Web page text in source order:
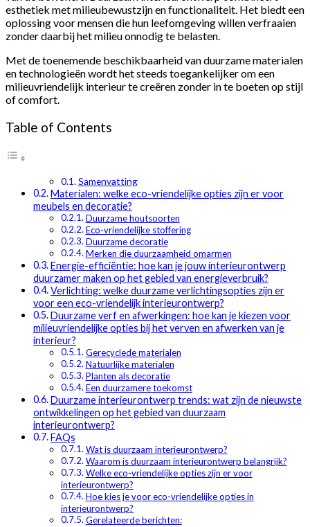
esthetiek met milieubewustzijn en functionaliteit. Het biedt een
oplossing voor mensen die hun leefomgeving willen verfraaien
zonder daarbij het milieu onnodig te belasten.
Met de toenemende beschikbaarheid van duurzame materialen
en technologieën wordt het steeds toegankelijker om een
milieuvriendelijk interieur te creëren zonder in te boeten op stijl
of comfort.
Table of Contents
Samenvatting
Materialen: welke eco-vriendelijke opties zijn er voor
meubels en decoratie?
Duurzame houtsoorten
Eco-vriendelijke stoffering
Duurzame decoratie
Merken die duurzaamheid omarmen
Energie-efficiëntie: hoe kan je jouw interieurontwerp
duurzamer maken op het gebied van energieverbruik?
Verlichting: welke duurzame verlichtingsopties zijn er
voor een eco-vriendelijk interieurontwerp?
Duurzame verf en afwerkingen: hoe kan je kiezen voor
milieuvriendelijke opties bij het verven en afwerken van je
interieur?
Gerecyclede materialen
Natuurlijke materialen
Planten als decoratie
Een duurzamere toekomst
Duurzame interieurontwerp trends: wat zijn de nieuwste
ontwikkelingen op het gebied van duurzaam
interieurontwerp?
FAQs
Wat is duurzaam interieurontwerp?
Waarom is duurzaam interieurontwerp belangrijk?
Welke eco-vriendelijke opties zijn er voor
interieurontwerp?
Hoe kies je voor eco-vriendelijke opties in
interieurontwerp?
Gerelateerde berichten: